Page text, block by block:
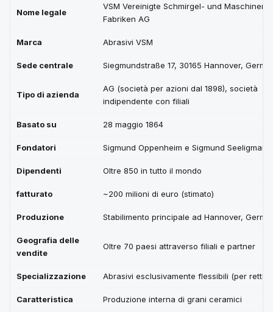
Nome legale
VSM Vereinigte Schmirgel- und Maschinen-
Fabriken AG
Marca Abrasivi VSM
Sede centrale Siegmundstraße 17, 30165 Hannover,
Tipo di azienda
AG (società per azioni dal 1898), società
indipendente con filiali
Basato su 28 maggio 1864
Fondatori Sigmund Oppenheim e Sigmund Seeligmann
Dipendenti Oltre 850 in tutto il mondo
fatturato ~200 milioni di euro (stimato)
Produzione Stabilimento principale ad Hannover,
Geografia delle
vendite
Oltre 70 paesi attraverso filiali e partner
Specializzazione Abrasivi esclusivamente flessibili (per
Caratteristica Produzione interna di grani ceramici